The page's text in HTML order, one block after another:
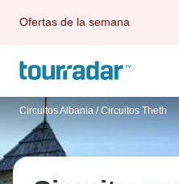
Ofertas de la semana
Circuitos Albania / Circuitos Theth